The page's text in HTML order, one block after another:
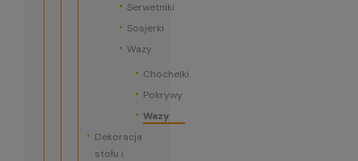
Serwetniki
Sosjerki
Wazy
Chochelki
Pokrywy
Wazy
Dekoracja
stołu i